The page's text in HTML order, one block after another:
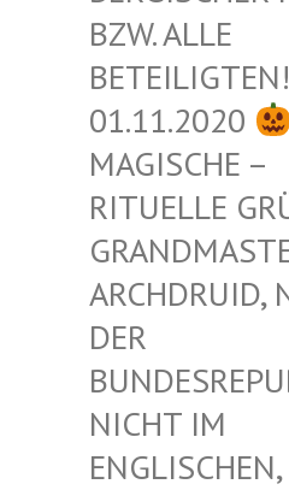
ZW. ALLE B
ETEILIGTEN!
01.11.2020
MAGISCHE –
RITUELLE
RCHDRUID,
ER B
ICHT IM E
NGLISCHEN,